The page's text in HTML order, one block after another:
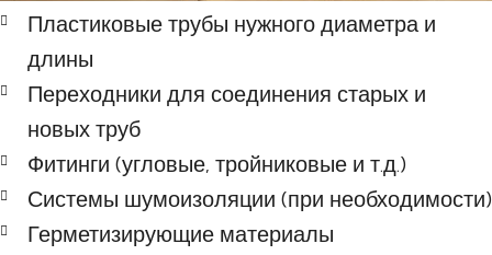
Пластиковые трубы нужного диаметра и
длины
Переходники для соединения старых и
новых труб
Фитинги (угловые, тройниковые и т.д.)
Системы шумоизоляции (при необходимости)
Герметизирующие материалы